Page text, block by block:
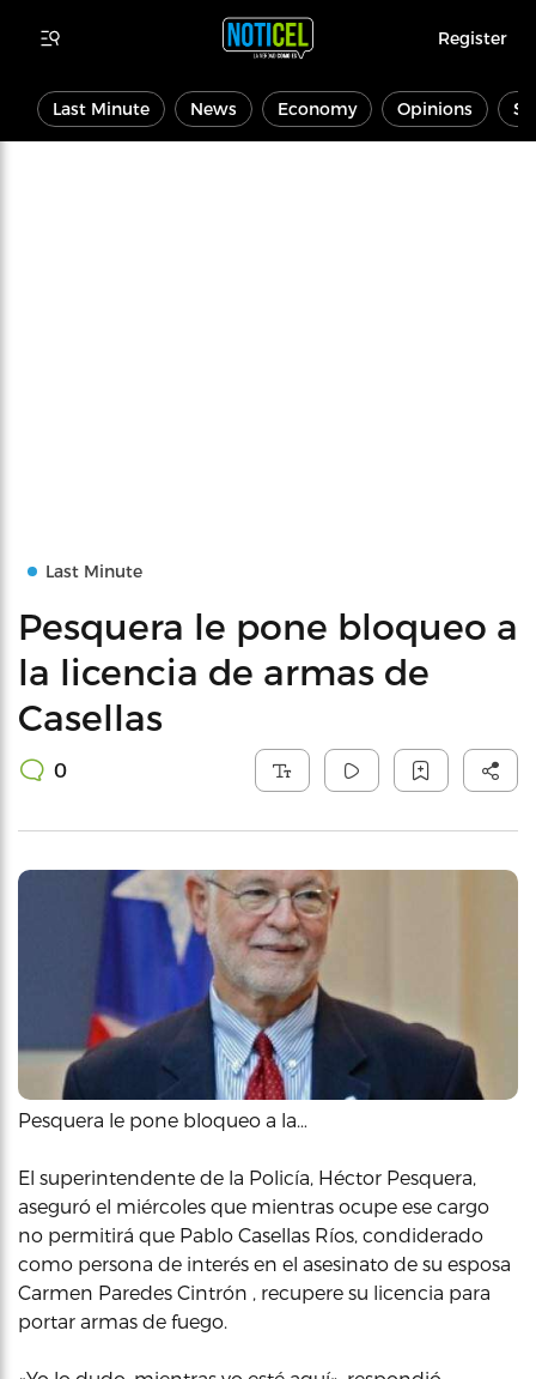
Register
Last Minute News Economy Opinions
Last Minute
Pesquera le pone bloqueo a
la licencia de armas de
Casellas
0
Pesquera le pone bloqueo a la…
El superintendente de la Policía, Héctor Pesquera,
aseguró el miércoles que mientras ocupe ese cargo
no permitirá que Pablo Casellas Ríos, condiderado
como persona de interés en el asesinato de su esposa
Carmen Paredes Cintrón , recupere su licencia para
portar armas de fuego.